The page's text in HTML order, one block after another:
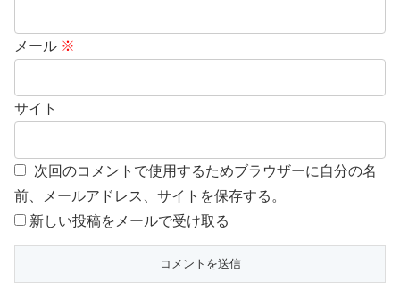
メール ※
サイト
次回のコメントで使用するためブラウザーに自分の名
前、メールアドレス、サイトを保存する。
新しい投稿をメールで受け取る